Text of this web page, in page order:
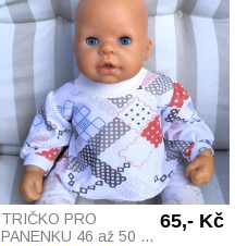
TRIČKO PRO
PANENKU 46 až 50 ...
65,- Kč